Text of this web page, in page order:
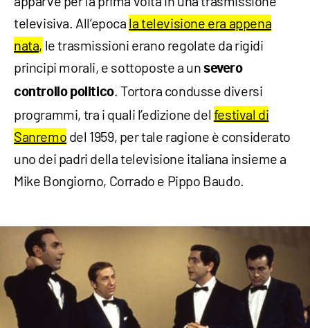
televisiva. All’epoca la televisione era appena
nata, le trasmissioni erano regolate da rigidi
principi morali, e sottoposte a unsevero
controllo politico. Tortora condusse diversi
programmi, tra i quali l’edizione del festival di
Sanremo del 1959, per tale ragione è considerato
uno dei padri della televisione italiana insieme a
Mike Bongiorno, Corrado e Pippo Baudo.